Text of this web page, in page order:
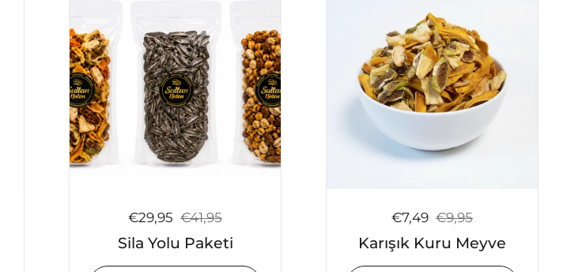
Satış fiyatı:
€29,95 Normal fiyat:
€41,95
Sila Yolu Paketi
Satış fiyatı:
€7,49 Normal fiyat:
€9,95
Karışık Kuru Meyve